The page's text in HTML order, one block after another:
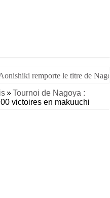
remporte le titre de
Takerufuji et se rapproche du
»Tournoi de Nagoya :
victoires en makuuchi